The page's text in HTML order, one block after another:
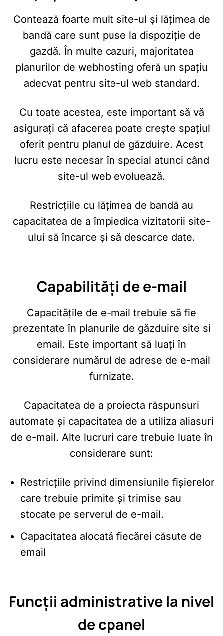
Contează foarte mult site-ul și lățimea de
bandă care sunt puse la dispoziție de
gazdă. În multe cazuri, majoritatea
planurilor de webhosting oferă un spațiu
adecvat pentru site-ul web standard.
Cu toate acestea, este important să vă
asigurați că afacerea poate crește spațiul
oferit pentru planul de găzduire. Acest
lucru este necesar în special atunci când
site-ul web evoluează.
Restricțiile cu lățimea de bandă au
capacitatea de a împiedica vizitatorii site-
ului să încarce și să descarce date.
Capabilități de e-mail
Capacitățile de e-mail trebuie să fie
prezentate în planurile de găzduire site si
email. Este important să luați în
considerare numărul de adrese de e-mail
furnizate.
Capacitatea de a proiecta răspunsuri
automate și capacitatea de a utiliza aliasuri
de e-mail. Alte lucruri care trebuie luate în
considerare sunt:
Restricțiile privind dimensiunile fișierelor
care trebuie primite și trimise sau
stocate pe serverul de e-mail.
Capacitatea alocată fiecărei căsute de
email
Funcții administrative la nivel
de cpanel